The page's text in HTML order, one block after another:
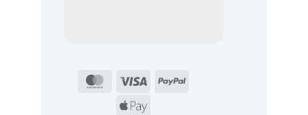
MasterCard
Visa
PayPal
Apple